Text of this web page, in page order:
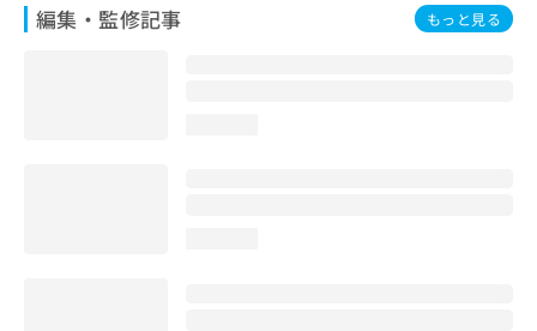
編集・監修記事 もっと見る